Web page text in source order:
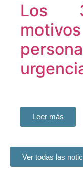
Los
Leer más
Ver todas las